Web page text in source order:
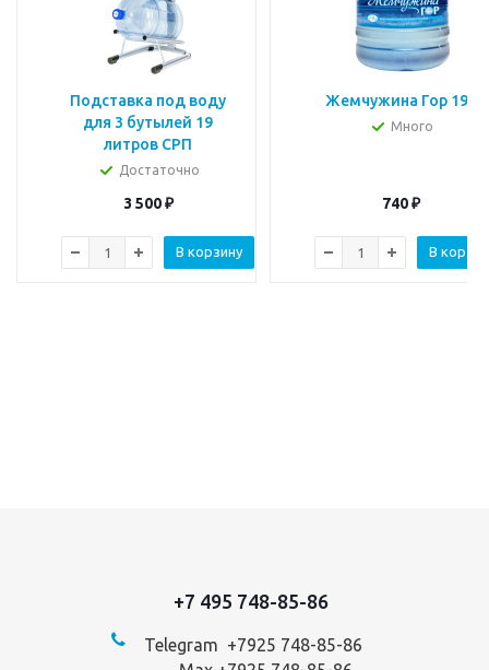
Подставка под воду
для 3 бутылей 19
литров СРП
Достаточно
3 500₽
В корзину
Жемчужина Гор 19л
Много
740₽
В
+7 495 748-85-86
Telegram +7925 748-85-86